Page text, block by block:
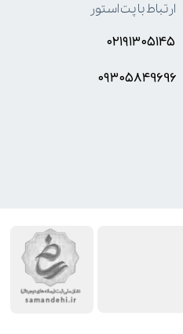
ارتباط با پت استور
۰۲۱۹۱۳۰۵۱۴۵
۰۹۳۰۵8۴9696